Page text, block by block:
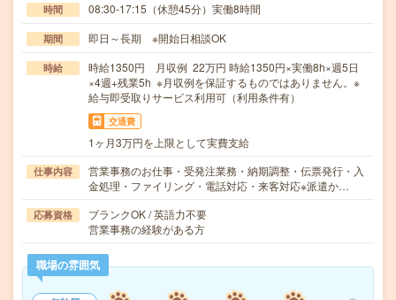
時間 08:30-17:15（休憩45分）実働8時間
期間 即日～長期 ※開始日相談OK
時給
時給1350円 月収例 22万円 時給1350円×実働8h×週5日
×4週+残業5h ※月収例を保証するものではありません。※
給与即受取りサービス利用可（利用条件有）
交通費
1ヶ月3万円を上限として実費支給
仕事内容
営業事務のお仕事・受発注業務・納期調整・伝票発行・入
金処理・ファイリング・電話対応・来客対応※派遣か…
応募資格
ブランクOK / 英語力不要
営業事務の経験がある方
職場の雰囲気